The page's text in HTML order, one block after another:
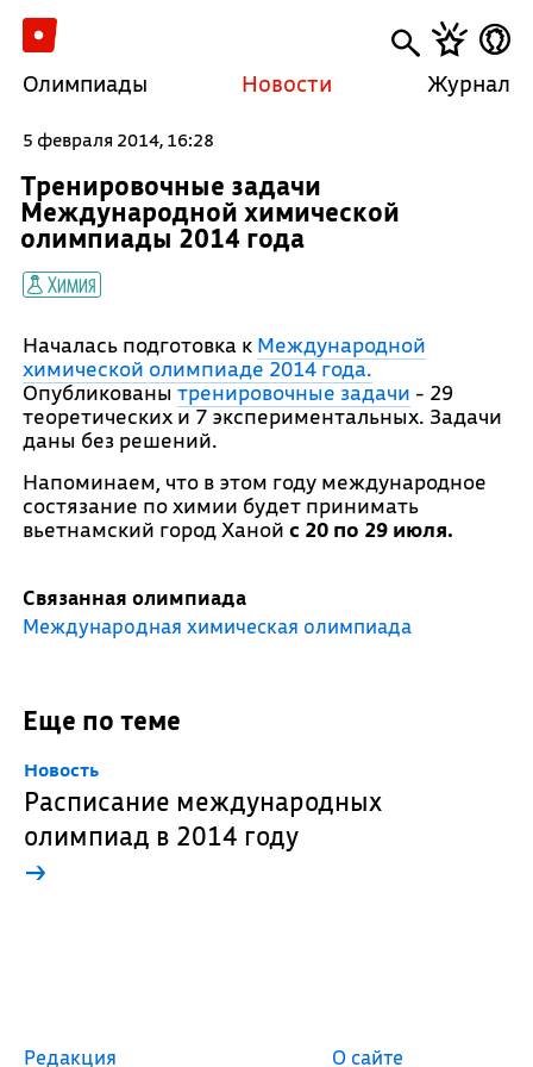
Олимпиады Новости Журнал
5 февраля 2014, 16:28
Тренировочные задачи
Международной химической
олимпиады 2014 года
Химия
Началась подготовка к Международной
химической олимпиаде 2014 года.
Опубликованытренировочные задачи - 29
теоретических и 7 экспериментальных. Задачи
даны без решений.
Напоминаем, что в этом году международное
состязание по химии будет принимать
вьетнамский город Ханой с 20 по 29 июля.
Связанная олимпиада
Международная химическая олимпиада
Еще по теме
Новость
Расписание международных
олимпиад в 2014 году
→
Редакция О сайте